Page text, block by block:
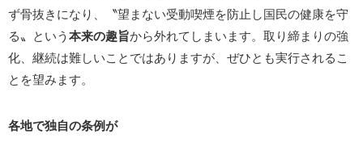
ず骨抜きになり、〝望まない受動喫煙を防止し国民の健康を守
る〟という 本来の趣旨から外れてしまいます。取り締まりの強
化、継続は難しいことではありますが、ぜひとも実行されるこ
とを望みます。
各地で独自の条例が